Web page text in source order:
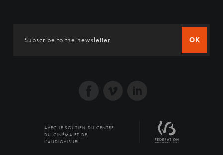
OK
AVEC LE SOUTIEN DU CENTRE
DU CINÉMA ET DE
L'AUDIOVISUEL